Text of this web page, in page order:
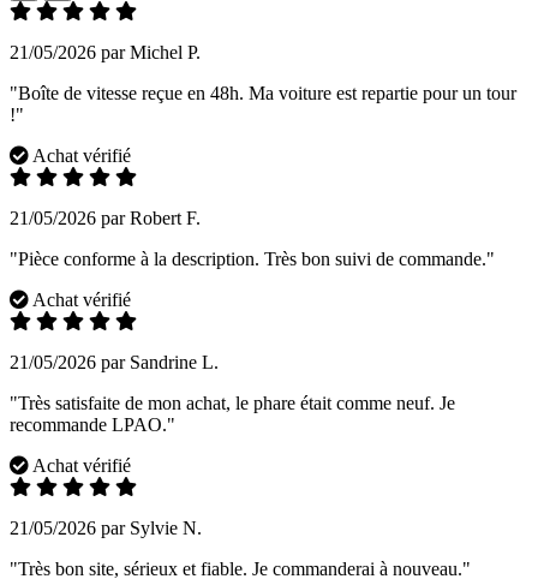
21/05/2026 par Michel P.
"Boîte de vitesse reçue en 48h. Ma voiture est repartie pour un tour
!"
Achat vérifié
21/05/2026 par Robert F.
"Pièce conforme à la description. Très bon suivi de commande."
Achat vérifié
21/05/2026 par Sandrine L.
"Très satisfaite de mon achat, le phare était comme neuf. Je
recommande LPAO."
Achat vérifié
21/05/2026 par Sylvie N.
"Très bon site, sérieux et fiable. Je commanderai à nouveau."